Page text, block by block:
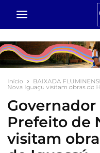
Início BAIXADA
Nova Iguaçu visitam obras do
Governador
Prefeito de
visitam